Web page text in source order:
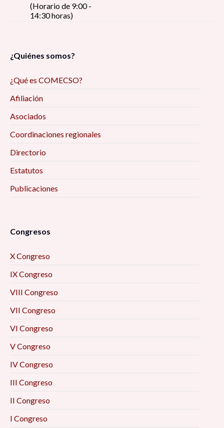
(Horario de 9:00 -
14:30 horas)
¿Quiénes somos?
¿Qué es COMECSO?
Afiliación
Asociados
Coordinaciones regionales
Directorio
Estatutos
Publicaciones
Congresos
X Congreso
IX Congreso
VIII Congreso
VII Congreso
VI Congreso
V Congreso
IV Congreso
III Congreso
II Congreso
I Congreso